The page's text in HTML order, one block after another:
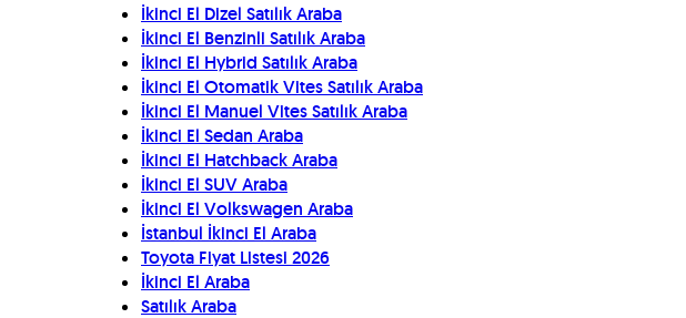
İkinci El Dizel Satılık Araba
İkinci El Benzinli Satılık Araba
İkinci El Hybrid Satılık Araba
İkinci El Otomatik Vites Satılık Araba
İkinci El Manuel Vites Satılık Araba
İkinci El Sedan Araba
İkinci El Hatchback Araba
İkinci El SUV Araba
İkinci El Volkswagen Araba
İstanbul İkinci El Araba
Toyota Fiyat Listesi 2026
İkinci El Araba
Satılık Araba